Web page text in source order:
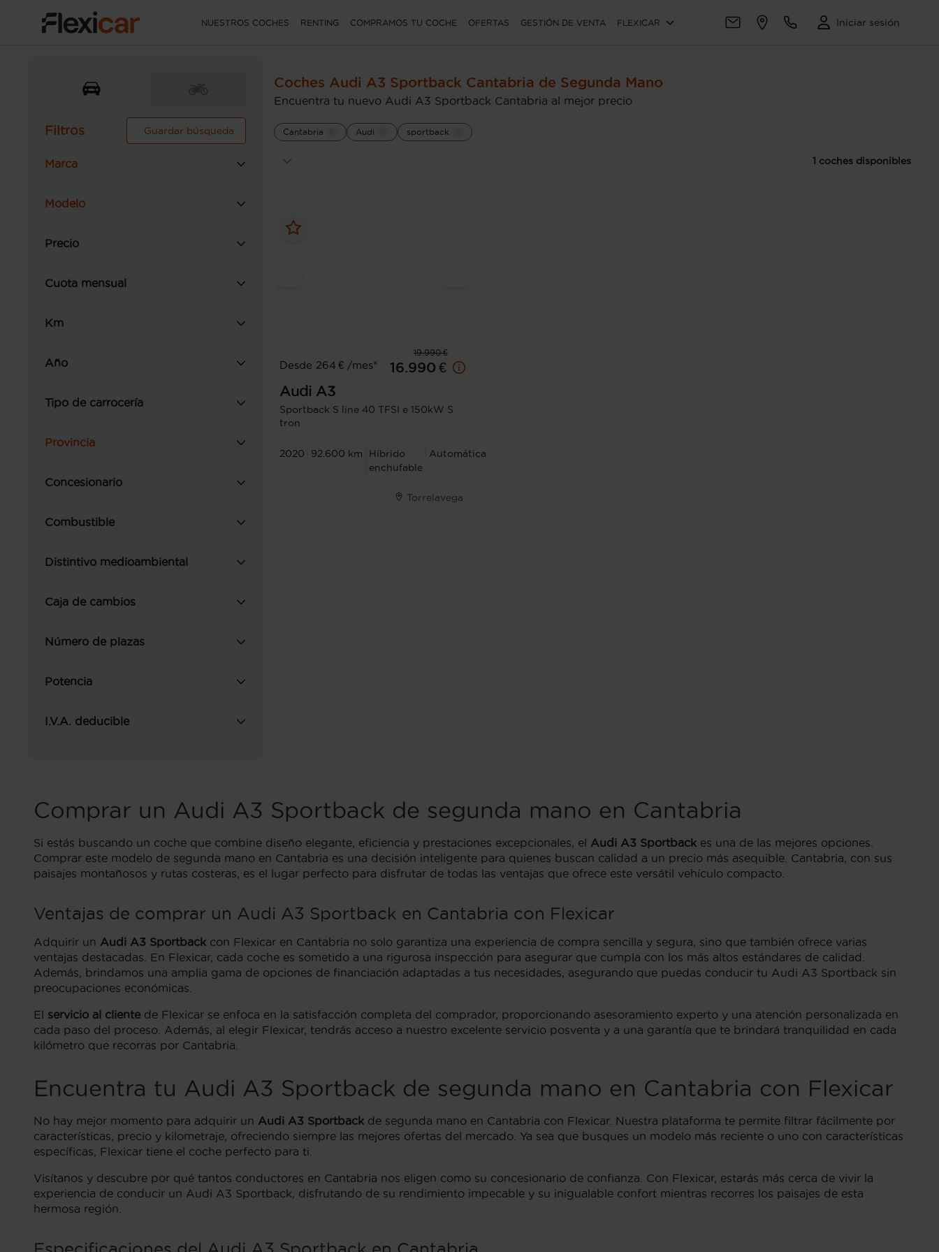
NUESTROS COCHES RENTING COMPRAMOS TU COCHE OFERTAS GESTIÓN DE VENTA FLEXICAR Iniciar sesión
Filtros Guardar búsqueda
Marca
Modelo
Precio
Cuota mensual
Km
Año
Tipo de carrocería
Provincia
Concesionario
Combustible
Distintivo medioambiental
Caja de cambios
Número de plazas
Potencia
I.V.A. deducible
Coches Audi A3 Sportback Cantabria de Segunda Mano
Encuentra tu nuevo Audi A3 Sportback Cantabria al mejor precio
Cantabria Audi sportback
1 coches disponibles
19.990 €
Desde 264 € /mes*
16.990 €
Audi A3
Sportback S line 40 TFSI e 150kW S
tron
2020 92.600 km
Híbrido
enchufable
Automática
Torrelavega
Comprar un Audi A3 Sportback de segunda mano en Cantabria
Si estás buscando un coche que combine diseño elegante, eficiencia y prestaciones excepcionales, el Audi A3 Sportback es una de las mejores opciones.
Comprar este modelo de segunda mano en Cantabria es una decisión inteligente para quienes buscan calidad a un precio más asequible. Cantabria, con sus
paisajes montañosos y rutas costeras, es el lugar perfecto para disfrutar de todas las ventajas que ofrece este versátil vehículo compacto.
Ventajas de comprar un Audi A3 Sportback en Cantabria con Flexicar
Adquirir un Audi A3 Sportback con Flexicar en Cantabria no solo garantiza una experiencia de compra sencilla y segura, sino que también ofrece varias
ventajas destacadas. En Flexicar, cada coche es sometido a una rigurosa inspección para asegurar que cumpla con los más altos estándares de calidad.
Además, brindamos una amplia gama de opciones de financiación adaptadas a tus necesidades, asegurando que puedas conducir tu Audi A3 Sportback sin
preocupaciones económicas.
El servicio al cliente de Flexicar se enfoca en la satisfacción completa del comprador, proporcionando asesoramiento experto y una atención personalizada en
cada paso del proceso. Además, al elegir Flexicar, tendrás acceso a nuestro excelente servicio posventa y a una garantía que te brindará tranquilidad en cada
kilómetro que recorras por Cantabria.
Encuentra tu Audi A3 Sportback de segunda mano en Cantabria con Flexicar
No hay mejor momento para adquirir un Audi A3 Sportback de segunda mano en Cantabria con Flexicar. Nuestra plataforma te permite filtrar fácilmente por
características, precio y kilometraje, ofreciendo siempre las mejores ofertas del mercado. Ya sea que busques un modelo más reciente o uno con características
específicas, Flexicar tiene el coche perfecto para ti.
Visítanos y descubre por qué tantos conductores en Cantabria nos eligen como su concesionario de confianza. Con Flexicar, estarás más cerca de vivir la
experiencia de conducir un Audi A3 Sportback, disfrutando de su rendimiento impecable y su inigualable confort mientras recorres los paisajes de esta
hermosa región.